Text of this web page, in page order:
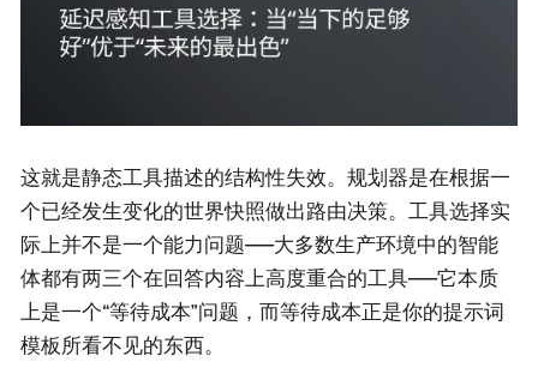
这就是静态工具描述的结构性失效。规划器是在根据一
个已经发生变化的世界快照做出路由决策。工具选择实
际上并不是一个能力问题——大多数生产环境中的智能
体都有两三个在回答内容上高度重合的工具——它本质
上是一个“等待成本”问题，而等待成本正是你的提示词
模板所看不见的东西。